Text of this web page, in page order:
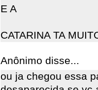
E A
CATARINA TA
Anônimo disse...
ou ja chegou essa